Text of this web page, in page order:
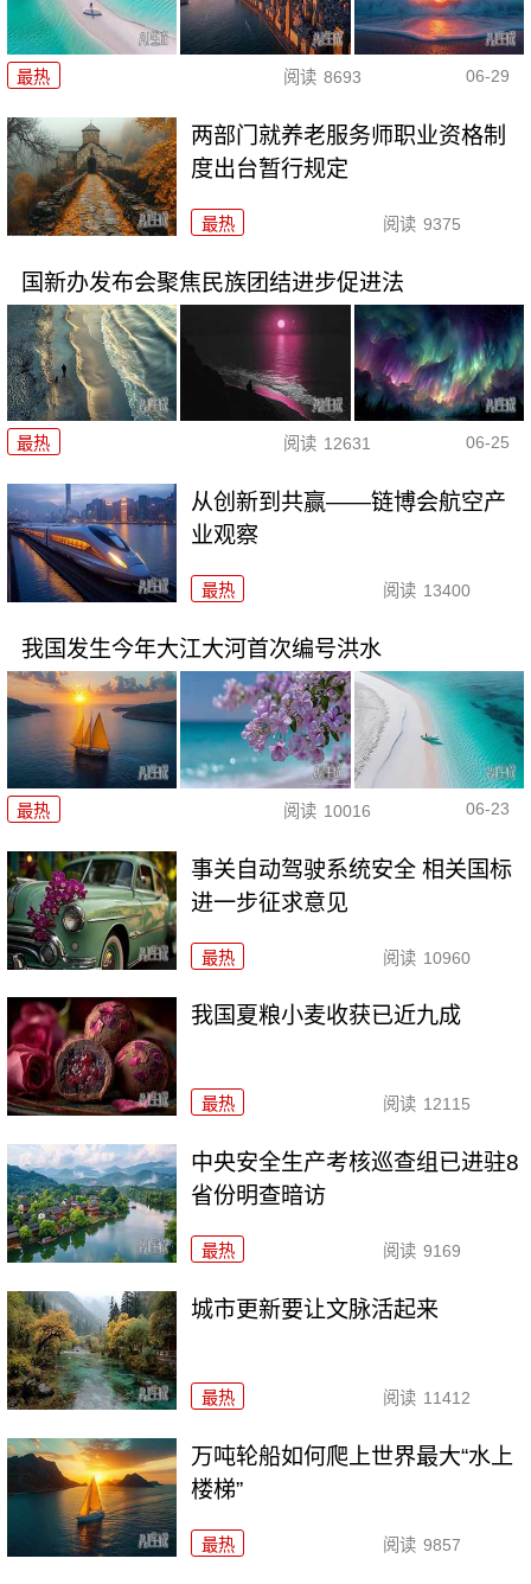
最热 阅读 8693 06-29
两部门就养老服务师职业资格制
度出台暂行规定
最热 阅读 9375
国新办发布会聚焦民族团结进步促进法
最热 阅读 12631 06-25
从创新到共赢——链博会航空产
业观察
最热 阅读 13400
我国发生今年大江大河首次编号洪水
最热 阅读 10016 06-23
事关自动驾驶系统安全 相关国标
进一步征求意见
最热 阅读 10960
我国夏粮小麦收获已近九成
最热 阅读 12115
中央安全生产考核巡查组已进驻8
省份明查暗访
最热 阅读 9169
城市更新要让文脉活起来
最热 阅读 11412
万吨轮船如何爬上世界最大“水上
楼梯”
最热 阅读 9857